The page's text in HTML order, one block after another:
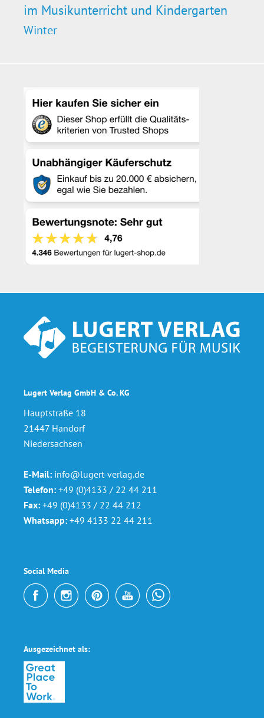
im Musikunterricht und Kindergarten
Winter
Lugert Verlag GmbH & Co. KG
Hauptstraße 18
21447 Handorf
Niedersachsen
E-Mail: info@lugert-verlag.de
Telefon: +49 (0)4133 / 22 44 211
Fax: +49 (0)4133 / 22 44 212
Whatsapp: +49 4133 22 44 211
Social Media
Ausgezeichnet als: